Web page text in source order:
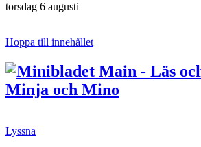
torsdag 6 augusti
Hoppa till innehållet
Lyssna